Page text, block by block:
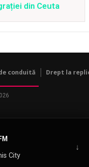
City
↓
din Ceuta
conduită Drept la